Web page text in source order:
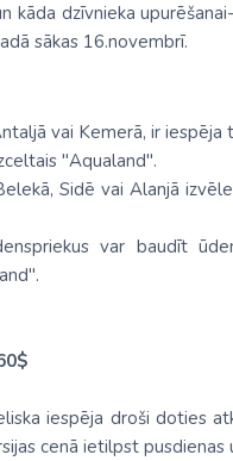
kāda dzīvnieka
sākas 16.novembrī.
vai Kemerā, ir
"Aqualand".
Sidē vai Alanjā
var baudīt
iespēja droši doties
cenā ietilpst pusdienas